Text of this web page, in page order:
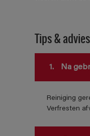
Tips & advies
1. Na
Reiniging
Verfresten